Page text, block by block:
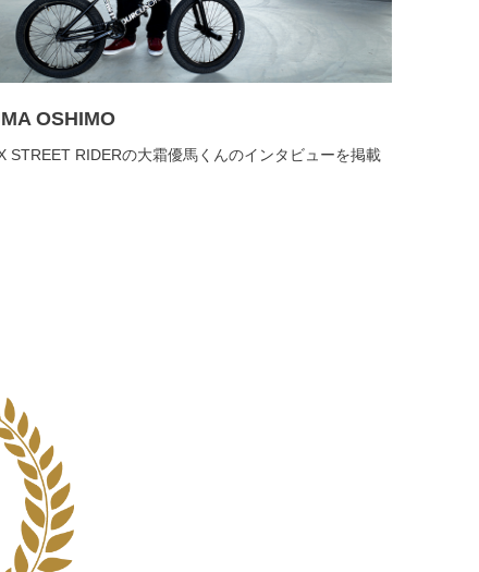
OSHIMO
STREET RIDERの大霜優馬くんのインタビューを掲載